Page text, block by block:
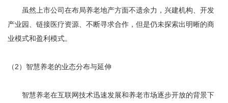
虽然上市公司在布局养老地产方面不遗余力，兴建机构、开发
产业园、链接医疗资源、不断寻求合作，但是仍未探索出明晰的商
业模式和盈利模式。
（2）智慧养老的业态分布与延伸
智慧养老在互联网技术迅速发展和养老市场逐步开放的背景下